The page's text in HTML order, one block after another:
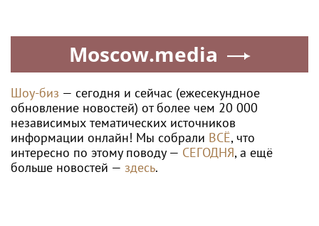
Moscow.media
Шоу-биз — сегодня и сейчас (ежесекундное
обновление новостей) от более чем 20 000
независимых тематических источников
информации онлайн! Мы собрали ВСЁ, что
интересно по этому поводу — СЕГОДНЯ, а ещё
больше новостей — здесь.